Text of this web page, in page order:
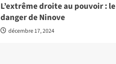
L’extrême droite au pouvoir : le
danger de Ninove
décembre 17, 2024